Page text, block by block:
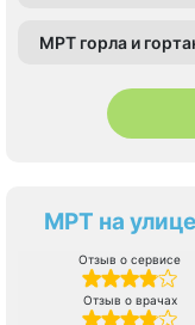
МРТ горла и
МРТ на
Отзыв о сервисе
Отзыв о врачах